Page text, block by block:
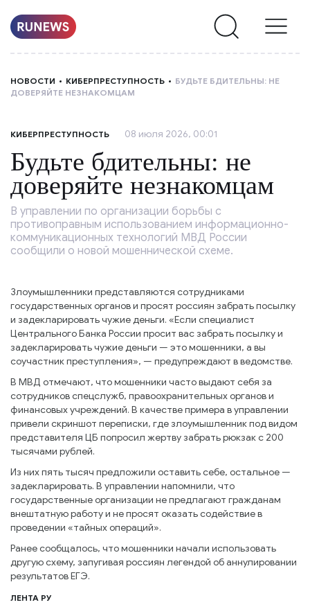
О
НАС
НОВОСТИ КИБЕРПРЕСТУПНОСТЬ
БУДЬТЕ БДИТЕЛЬНЫ: НЕ
ДОВЕРЯЙТЕ НЕЗНАКОМЦАМ
КИБЕРПРЕСТУПНОСТЬ 08 июля 2026, 00:01
Будьте бдительны: не
доверяйте незнакомцам
В управлении по организации борьбы с
противоправным использованием информационно-
коммуникационных технологий МВД России
сообщили о новой мошеннической схеме.
Злоумышленники представляются сотрудниками
государственных органов и просят россиян забрать посылку
и задекларировать чужие деньги. «Если специалист
Центрального Банка России просит вас забрать посылку и
задекларировать чужие деньги — это мошенники, а вы
соучастник преступления», — предупреждают в ведомстве.
В МВД отмечают, что мошенники часто выдают себя за
сотрудников спецслужб, правоохранительных органов и
финансовых учреждений. В качестве примера в управлении
привели скриншот переписки, где злоумышленник под видом
представителя ЦБ попросил жертву забрать рюкзак с 200
тысячами рублей.
Из них пять тысяч предложили оставить себе, остальное —
задекларировать. В управлении напомнили, что
государственные организации не предлагают гражданам
внештатную работу и не просят оказать содействие в
проведении «тайных операций».
Ранее сообщалось, что мошенники начали использовать
другую схему, запугивая россиян легендой об аннулировании
результатов ЕГЭ.
ЛЕНТА РУ